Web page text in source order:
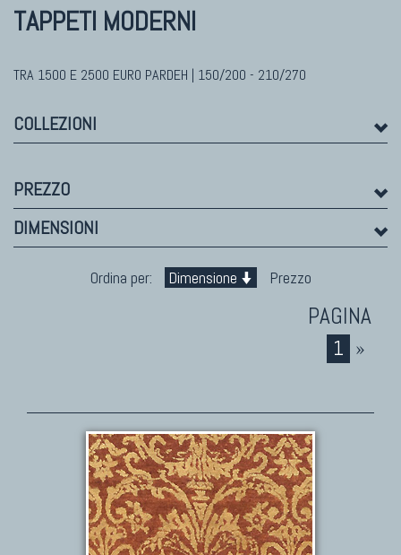
Reloaded
TAPPETI DI DESIGN D'ARTE
Marco Nereo Rotelli
TAPPETI MODERNI
TRA 1500 E 2500 EURO PARDEH | 150/200 - 210/270
COLLEZIONI
PREZZO
DIMENSIONI
Ordina per: Dimensione Prezzo
1 »